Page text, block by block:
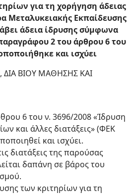
για τη χορήγηση άδειας
Μεταλυκειακής Εκπαίδευσης
άδεια ίδρυσης σύμφωνα
2 του άρθρου 6 του
και ισχύει
ΔΙΑ ΒΙΟΥ ΜΑΘΗΣΗΣ ΚΑΙ
6 του ν. 3696/2008 «Ίδρυση
και άλλες διατάξεις» (ΦΕΚ
και ισχύει.
διατάξεις της παρούσας
δαπάνη σε βάρος του
των κριτηρίων για τη